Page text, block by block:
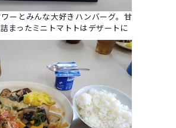
ーとみんな大好きハンバーグ。甘
まったミニトマトトはデザートに